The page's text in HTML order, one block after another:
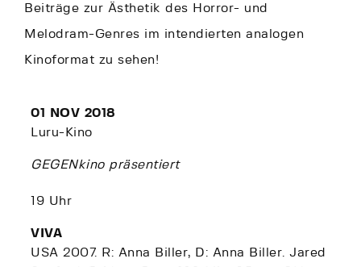
Beiträge zur Ästhetik des Horror- und
Melodram-Genres im intendierten analogen
Kinoformat zu sehen!
01 NOV 2018
Luru-Kino
GEGENkino präsentiert
19 Uhr
VIVA
USA 2007. R: Anna Biller, D: Anna Biller. Jared